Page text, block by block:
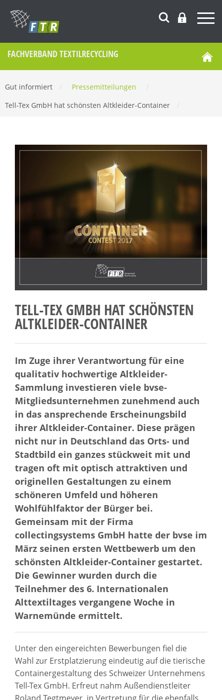
FACHVERBAND TEXTILRECYCLING
Gut informiert Pressemitteilungen
Tell-Tex GmbH hat schönsten Altkleider-Container
TELL-TEX GMBH HAT SCHÖNSTEN
ALTKLEIDER-CONTAINER
Im Zuge ihrer Verantwortung für eine
qualitativ hochwertige Altkleider-
Sammlung investieren viele bvse-
Mitgliedsunternehmen zunehmend auch
in das ansprechende Erscheinungsbild
ihrer Altkleider-Container. Diese prägen
nicht nur in Deutschland das Orts- und
Stadtbild ein ganzes stückweit mit und
tragen oft mit optisch attraktiven und
originellen Gestaltungen zu einem
schöneren Umfeld und höheren
Wohlfühlfaktor der Bürger bei.
Gemeinsam mit der Firma
collectingsystems GmbH hatte der bvse im
März seinen ersten Wettbewerb um den
schönsten Altkleider-Container gestartet.
Die Gewinner wurden durch die
Teilnehmer des 6. Internationalen
Alttextiltages vergangene Woche in
Warnemünde ermittelt.
Unter den eingereichten Bewerbungen fiel die
Wahl zur Erstplatzierung eindeutig auf die tierische
Containergestaltung des Schweizer Unternehmens
Tell-Tex GmbH. Erfreut nahm Außendienstleiter